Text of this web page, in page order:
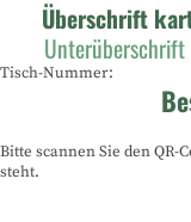
Überschrift
Unterüberschrift
Tisch-Nummer:
Bitte scannen Sie den
steht.